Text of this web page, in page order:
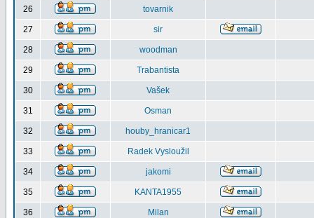
26 tovarnik
27 sir
28 woodman
29 Trabantista
30 Vašek
31 Osman
32 houby_hranicar1
33 Radek Vysloužil
34 jakomi
35 KANTA1955
36 Milan